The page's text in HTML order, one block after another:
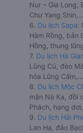
Nur – Gia Long,
Chư Yang Shin,...
6. Du lịch Sapa:
Hàm Rồng, bản
Hồng, thung
7. Du lịch Hà
Lũng Cú, đèo
hóa Lũng Cẩm,...
8. Du lịch Mộc
mận Nà Ka, đồi
Phách, hang
9. Du lịch Hải
Lan Hạ, đảo